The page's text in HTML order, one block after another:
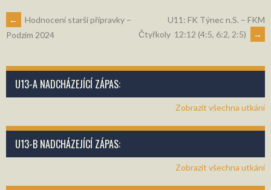
NAVIGACE
←
Hodnocení starší přípravky –
Podzim 2024
U11: FK Týnec n.S. – FKM
Čtyřkoly 12:12 (4:5, 6:2, 2:5)
→
U13-A NADCHÁZEJÍCÍ ZÁPAS:
Zobrazit všechna utkání
U13-B NADCHÁZEJÍCÍ ZÁPAS:
Zobrazit všechna utkání